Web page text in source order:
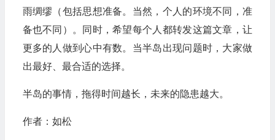
雨绸缪（包括思想准备。当然，个人的环境不同，准
备也不同）。同时，希望每个人都转发这篇文章，让
更多的人做到心中有数。当半岛出现问题时，大家做
出最好、最合适的选择。
半岛的事情，拖得时间越长，未来的隐患越大。
作者：如松